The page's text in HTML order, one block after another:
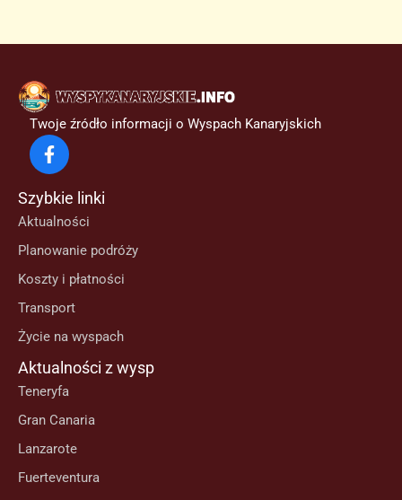
Twoje źródło informacji o Wyspach Kanaryjskich
Szybkie linki
Aktualności
Planowanie podróży
Koszty i płatności
Transport
Życie na wyspach
Aktualności z wysp
Teneryfa
Gran Canaria
Lanzarote
Fuerteventura